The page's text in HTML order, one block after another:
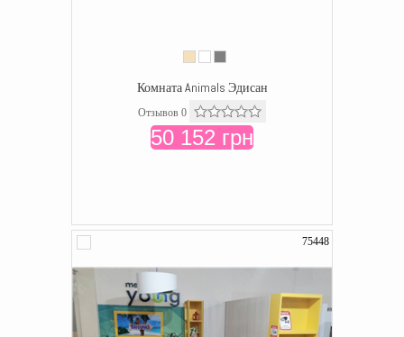
Комната Animals Эдисан
Отзывов 0
50 152 грн
75448